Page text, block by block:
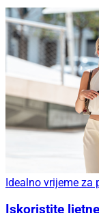
Idealno vrijeme za
Iskoristite